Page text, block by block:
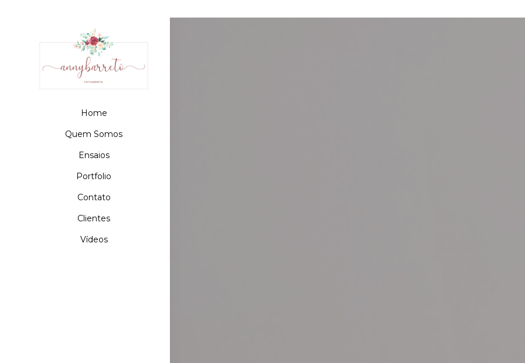
Home
Quem Somos
Ensaios
Portfolio
Contato
Clientes
Vídeos